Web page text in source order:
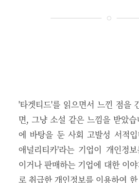
'타겟티드'를 읽으면서 느낀 점을
면, 그냥 소설 같은 느낌을 받았
에 바탕을 둔 사회 고발성 서적
애널리티카'라는 기업이 개인정
이거나 판매하는 기업에 대한 이
로 취급한 개인정보를 이용하여